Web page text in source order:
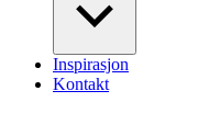
Inspirasjon
Kontakt